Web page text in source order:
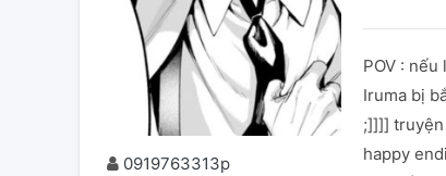
0919763313p
POV :
Iruma bị
;]]]]
happy